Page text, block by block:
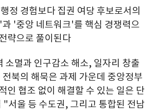
정 경험보다 집권 여당 후보로서의
'중앙 네트워크'를 핵심 경쟁력으
략으로 풀이된다
소멸과 인구감소 해소, 일자리 창출
전북의 해묵은 과제 가운데 중앙정부
인 협조 없이 해결할 수 있는 일은 단
서울 등 수도권, 그리고 통합된 전남